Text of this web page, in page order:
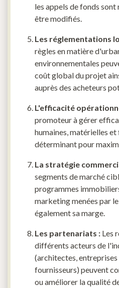
les appels de fonds
être modifiés.
Les réglementations
règles en matière
environnementales
coût global du projet
auprès des acheteurs
L'efficacité
promoteur à gérer
humaines, matérielles
déterminant pour
La stratégie
segments de marché
programmes
marketing menées par
également sa marge.
Les partenariats : Les
différents acteurs de
(architectes,
fournisseurs) peuvent
ou améliorer la qualité